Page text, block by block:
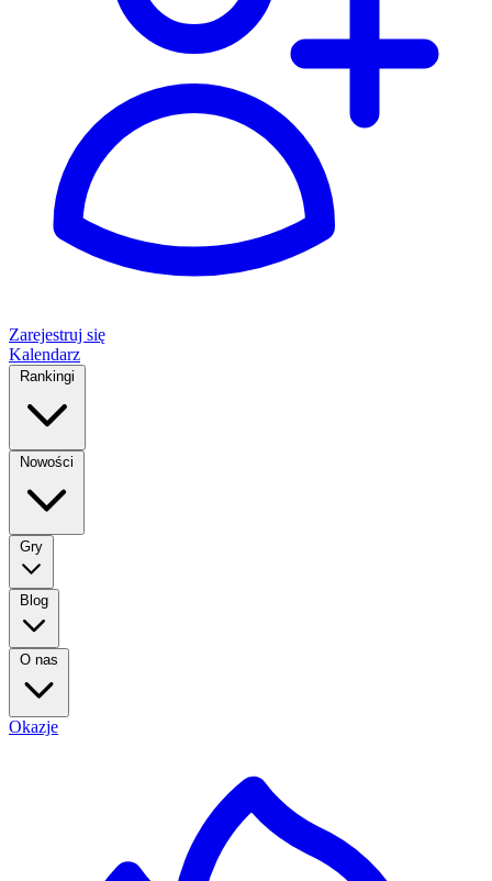
Zarejestruj się
Kalendarz
Rankingi
Nowości
Gry
Blog
O nas
Okazje